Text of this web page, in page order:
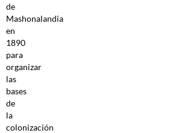
de
Mashonalandia
en
1890
para
organizar
las
bases
de
la
colonización